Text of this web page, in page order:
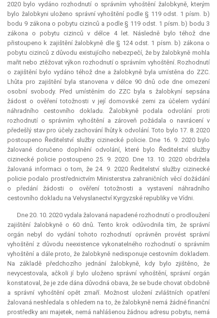
2020 bylo vydáno rozhodnutí o správním vyhoštění žalobkyně, kterým
bylo žalobkyni uloženo správní vyhoštění podle § 119 odst. 1 písm. b)
bodu 9 zákona o pobytu cizinců a podle § 119 odst. 1 písm. b) bodu 3
zákona o pobytu cizinců v délce 4 let. Následně bylo téhož dne
přistoupeno k zajištění žalobkyně dle § 124 odst. 1 písm. b) zákona o
pobytu cizinců z důvodu existujícího nebezpečí, že by žalobkyně mohla
mařit nebo ztěžovat výkon rozhodnutí o správním vyhoštění. Rozhodnutí
o zajištění bylo vydáno téhož dne a žalobkyně byla umístěna do ZZC.
Lhůta pro zajištění byla stanovena v délce 90 dnů ode dne omezení
osobní svobody. Před umístěním do ZZC byla s žalobkyní sepsána
žádost o ověření totožnosti v její domovské zemi za účelem vydání
náhradního cestovního dokladu. Žalobkyně podala odvolání proti
rozhodnutí o správním vyhoštění a zároveň požádala o navrácení v
předešlý stav pro účely zachování lhůty k odvolání. Toto bylo 17. 8. 2020
postoupeno Ředitelství služby cizinecké policie. Dne 16. 9. 2020 bylo
žalované doručeno doplnění odvolání, které bylo Ředitelství služby
cizinecké policie postoupeno 25. 9. 2020. Dne 13. 10. 2020 obdržela
žalovaná informaci o tom, že 24. 9. 2020 Ředitelství služby cizinecké
policie podalo prostřednictvím Ministerstva zahraničních věcí dožádání
o předání žádosti o ověření totožnosti a vystavení náhradního
cestovního dokladu na Velvyslanectví Kyrgyzské republiky ve Vídni.
Dne 20. 10. 2020 vydala žalovaná napadené rozhodnutí o prodloužení
zajištění žalobkyně o 60 dnů. Tento krok odůvodnila tím, že správní
orgán nebyl do vydání tohoto rozhodnutí oprávněn provést správní
vyhoštění z důvodu neexistence vykonatelného rozhodnutí o správním
vyhoštění a dále proto, že žalobkyně nedisponuje cestovním dokladem.
Na základě předchozího jednání žalobkyně, kdy bylo zjištěno, že
nevycestovala, ačkoli jí bylo uloženo správní vyhoštění, správní orgán
konstatoval, že je zde dána důvodná obava, že se bude chovat obdobně
a správní vyhoštění opět zmaří. Možnost uložení zvláštních opatření
žalovaná neshledala s ohledem na to, že žalobkyně nemá žádné finanční
prostředky ani majetek, nemá nahlášenou žádnou adresu pobytu, nemá